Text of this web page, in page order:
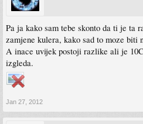
Pa ja kako sam tebe skonto da ti je ta
zamjene kulera, kako sad to moze biti
A inace uvijek postoji razlike ali je
izgleda.
Jan 27, 2012